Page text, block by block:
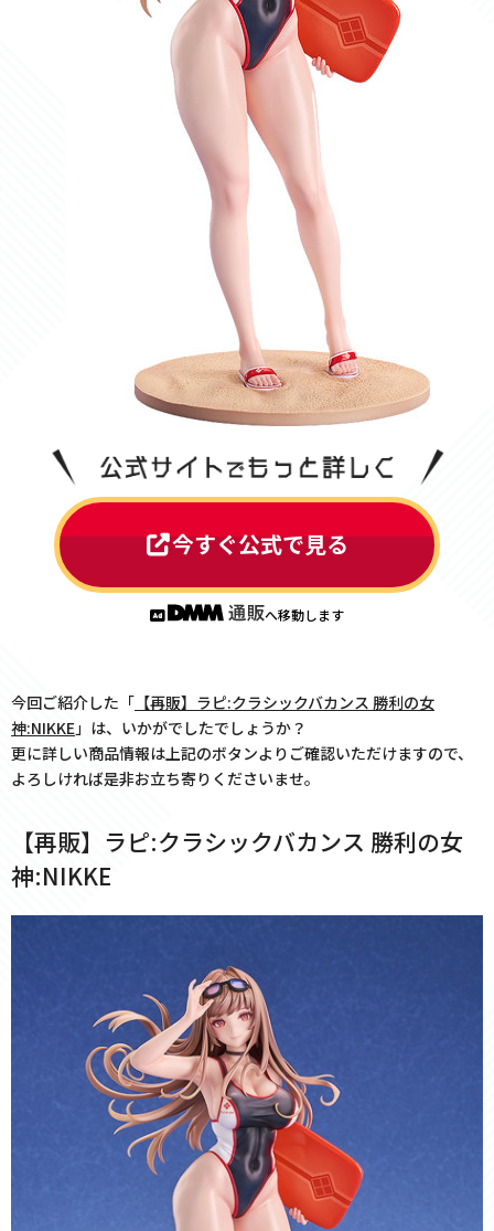
今すぐ公式で見る
へ移動します
今回ご紹介した「 【再販】ラピ:クラシックバカンス 勝利の女
神:NIKKE」は、いかがでしたでしょうか？
更に詳しい商品情報は上記のボタンよりご確認いただけますので、
よろしければ是非お立ち寄りくださいませ。
【再販】ラピ:クラシックバカンス 勝利の女
神:NIKKE